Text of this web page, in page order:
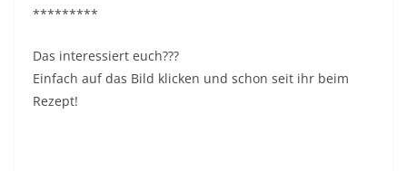
*********
Das interessiert euch???
Einfach auf das Bild klicken und schon seit ihr beim
Rezept!